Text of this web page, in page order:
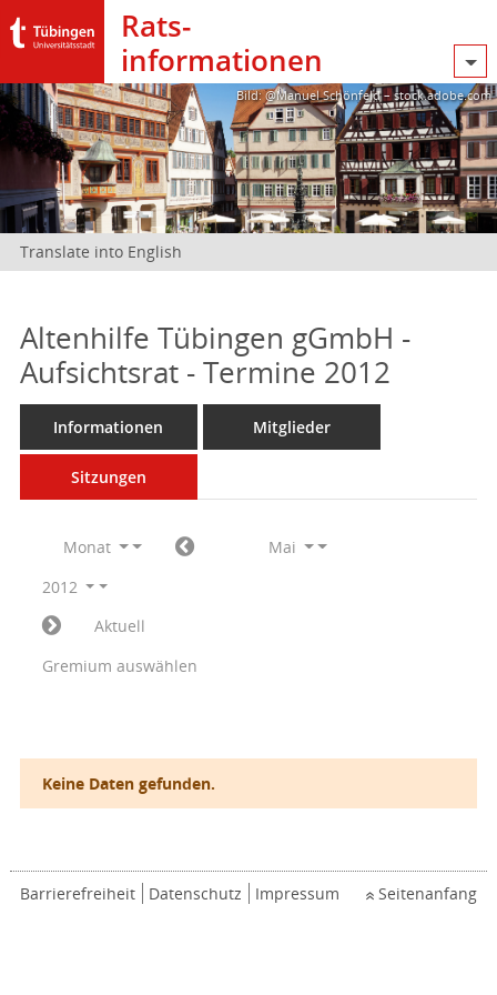
Rats­
informationen
Bild: @Manuel Schönfeld – stock.adobe.com
Translate into English
Altenhilfe Tübingen gGmbH -
Aufsichtsrat - Termine 2012
Informationen Mitglieder
Sitzungen
Monat
Mai
2012
Aktuell
Gremium auswählen
Keine Daten gefunden.
Barrierefreiheit Datenschutz Impressum Seitenanfang